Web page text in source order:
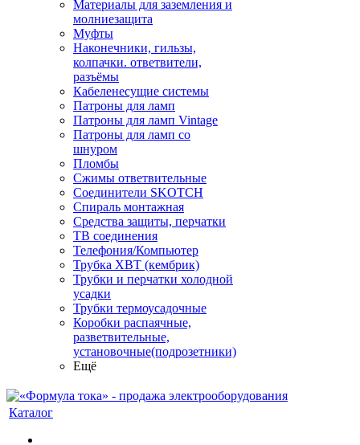
Материалы для заземления и
молниезащита
Муфты
Наконечники, гильзы,
колпачки. ответвители,
разъёмы
Кабеленесущие системы
Патроны для ламп
Патроны для ламп Vintage
Патроны для ламп со
шнуром
Пломбы
Сжимы ответвительные
Соединители SKOTCH
Спираль монтажная
Средства защиты, перчатки
ТВ соединения
Телефония/Компьютер
Трубка ХВТ (кембрик)
Трубки и перчатки холодной
усадки
Трубки термоусадочные
Коробки распаячные,
разветвительные,
установочные(подрозетники)
Ещё
Каталог